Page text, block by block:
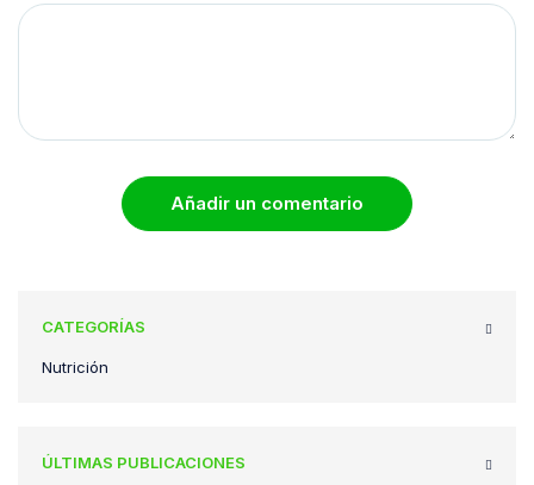
Añadir un comentario
CATEGORÍAS
Nutrición
ÚLTIMAS PUBLICACIONES